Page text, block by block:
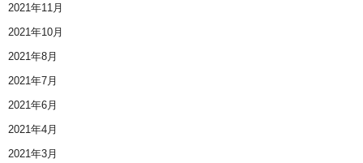
2021年11月
2021年10月
2021年8月
2021年7月
2021年6月
2021年4月
2021年3月